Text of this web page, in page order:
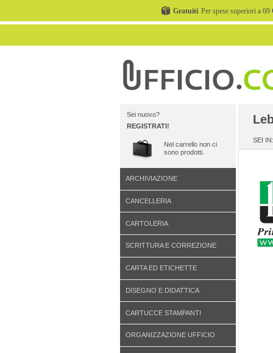
Gratuiti Per spese superiori a 69
Sei nuovo?
REGISTRATI!
Nel carrello non ci
sono prodotti.
ARCHIVIAZIONE
CANCELLERIA
CARTOLERIA
SCRITTURA E CORREZIONE
CARTA ED ETICHETTE
DISEGNO E DIDATTICA
CARTUCCE STAMPANTI
ORGANIZZAZIONE UFFICIO
SEI IN: